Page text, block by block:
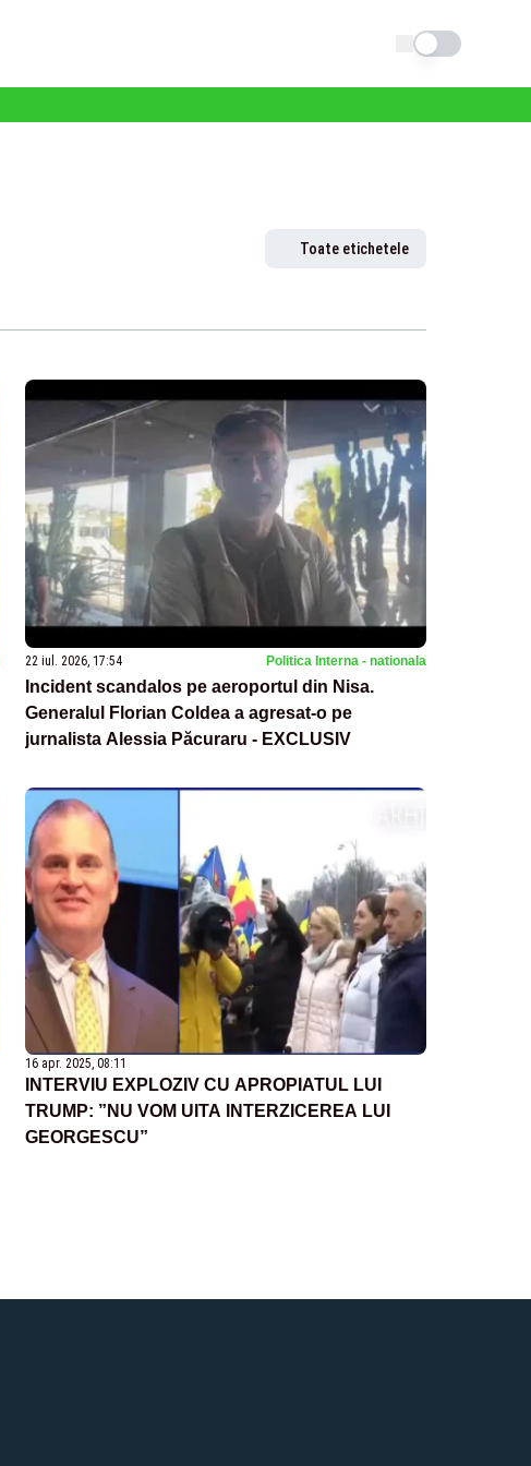
Schimba tema
Toate etichetele
22 iul. 2026, 17:54 Politica Interna - nationala
Incident scandalos pe aeroportul din Nisa.
Generalul Florian Coldea a agresat-o pe
jurnalista Alessia Păcuraru - EXCLUSIV
16 apr. 2025, 08:11
INTERVIU EXPLOZIV CU APROPIATUL LUI
TRUMP: ”NU VOM UITA INTERZICEREA LUI
GEORGESCU”